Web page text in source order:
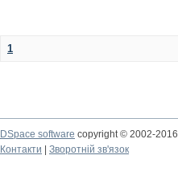
1
DSpace software copyright © 2002-2016
Контакти
Зворотній зв'язок